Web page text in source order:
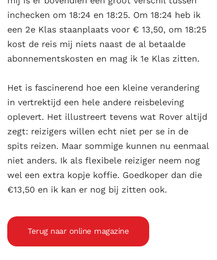
inchecken om 18:24 en 18:25. Om 18:24 heb ik
een 2e Klas staanplaats voor € 13,50, om 18:25
kost de reis mij niets naast de al betaalde
abonnementskosten en mag ik 1e Klas zitten.
Het is fascinerend hoe een kleine verandering
in vertrektijd een hele andere reisbeleving
oplevert. Het illustreert tevens wat Rover altijd
zegt: reizigers willen echt niet per se in de
spits reizen. Maar sommige kunnen nu eenmaal
niet anders. Ik als flexibele reiziger neem nog
wel een extra kopje koffie. Goedkoper dan die
€13,50 en ik kan er nog bij zitten ook.
Terug naar online magazine